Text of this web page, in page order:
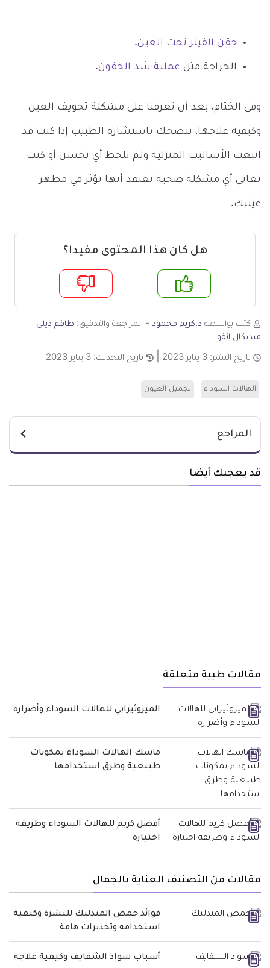
حقن الفيلر تحت العين.
الجراحة مثل عملية شد الجفون.
وفي الختام، بعد أن تعرفنا على مشكلة تجويف العين
وكيفية علاجها، ننصحك باستشارة الطبيب إذا كنت قد
اتبعت الأساليب المنزلية ولم تلحظ أي تحسن أو كنت
تعاني أي مشكلة صحية تعتقد أنها تؤثر في مظهر
عينيك.
هل كان هذا المحتوى مفيدا؟
لا
كتب بواسطة د.كريم محمود - المراجعة والتدقيق: طاقم ديلي
ميديكال انفو
تاريخ النشر: 3 يناير 2023 تاريخ التحديث: 3 يناير 2023
الهالات السوداء تجميل العيون
المراجع
قد يعجبك أيضا
مقالات طبية متعلقة
الميزوثيرابي للهالات السوداء وأضراره
ماسك الهالات السوداء بمكونات
طبيعية وطرق استخدامها
أفضل كريم للهالات السوداء وطريقة
اختياره
مقالات من التصنيف العناية بالجمال
فوائد حمض المندليك للبشرة وكيفية
استخدامه وتحذيرات هامة
أسباب سواد الشفايف وكيفية علاجه